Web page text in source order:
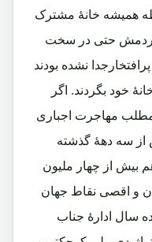
همیشه خانۀ مشترک
مردمش حتی در سخت
نشده بودند
خود بگردند. اگر
مهاجرت اجباری
از سه دهۀ گذشته
بیش از چهار ملیون
و اقصی نقاط جهان
سال ادارۀ جناب